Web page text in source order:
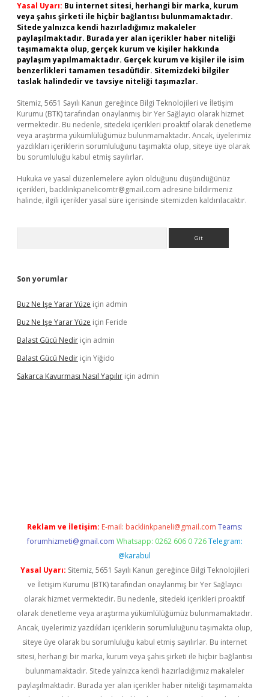
Yasal Uyarı: Bu internet sitesi, herhangi bir marka, kurum
veya şahıs şirketi ile hiçbir bağlantısı bulunmamaktadır.
Sitede yalnızca kendi hazırladığımız makaleler
paylaşılmaktadır. Burada yer alan içerikler haber niteliği
taşımamakta olup, gerçek kurum ve kişiler hakkında
paylaşım yapılmamaktadır. Gerçek kurum ve kişiler ile isim
benzerlikleri tamamen tesadüfidir. Sitemizdeki bilgiler
taslak halindedir ve tavsiye niteliği taşımazlar.
Sitemiz, 5651 Sayılı Kanun gereğince Bilgi Teknolojileri ve İletişim
Kurumu (BTK) tarafından onaylanmış bir Yer Sağlayıcı olarak hizmet
vermektedir. Bu nedenle, sitedeki içerikleri proaktif olarak denetleme
veya araştırma yükümlülüğümüz bulunmamaktadır. Ancak, üyelerimiz
yazdıkları içeriklerin sorumluluğunu taşımakta olup, siteye üye olarak
bu sorumluluğu kabul etmiş sayılırlar.
Hukuka ve yasal düzenlemelere aykırı olduğunu düşündüğünüz
içerikleri, backlinkpanelicomtr@gmail.com adresine bildirmeniz
halinde, ilgili içerikler yasal süre içerisinde sitemizden kaldırılacaktır.
Son yorumlar
Buz Ne Işe Yarar Yüze için admin
Buz Ne Işe Yarar Yüze için Feride
Balast Gücü Nedir için admin
Balast Gücü Nedir için Yiğido
Sakarca Kavurması Nasıl Yapılır için admin
Reklam ve İletişim: E-mail: backlinkpaneli@gmail.com Teams:
forumhizmeti@gmail.com Whatsapp: 0262 606 0 726 Telegram:
@karabul
Yasal Uyarı: Sitemiz, 5651 Sayılı Kanun gereğince Bilgi Teknolojileri
ve İletişim Kurumu (BTK) tarafından onaylanmış bir Yer Sağlayıcı
olarak hizmet vermektedir. Bu nedenle, sitedeki içerikleri proaktif
olarak denetleme veya araştırma yükümlülüğümüz bulunmamaktadır.
Ancak, üyelerimiz yazdıkları içeriklerin sorumluluğunu taşımakta olup,
siteye üye olarak bu sorumluluğu kabul etmiş sayılırlar. Bu internet
sitesi, herhangi bir marka, kurum veya şahıs şirketi ile hiçbir bağlantısı
bulunmamaktadır. Sitede yalnızca kendi hazırladığımız makaleler
paylaşılmaktadır. Burada yer alan içerikler haber niteliği taşımamakta